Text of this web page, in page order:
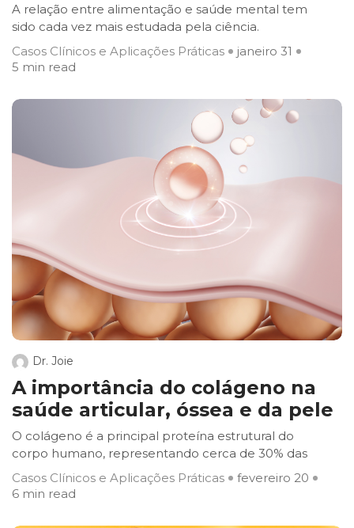
A relação entre alimentação e saúde mental tem
sido cada vez mais estudada pela ciência.
Casos Clínicos e Aplicações Práticas
janeiro 31
5 min read
Dr. Joie
A importância do colágeno na
saúde articular, óssea e da pele
O colágeno é a principal proteína estrutural do
corpo humano, representando cerca de 30% das
Casos Clínicos e Aplicações Práticas
fevereiro 20
6 min read